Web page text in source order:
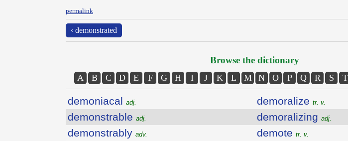
permalink
‹ demonstrated
Browse the dictionary
A B C D E F G H I J K L M N O P Q R S T
demoniacal adj.
demonstrable adj.
demonstrably adv.
demoralize tr. v.
demoralizing adj.
demote tr. v.